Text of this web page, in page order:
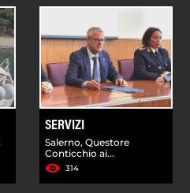
SERVIZI
Salerno, Questore
Conticchio ai...
314